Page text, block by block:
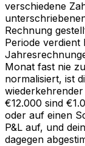
verschiedene
Rechnung
Periode verdient
Monat fast nie
normalisiert, ist
€12.000 sind
oder auf einen
P&L auf, und
dagegen